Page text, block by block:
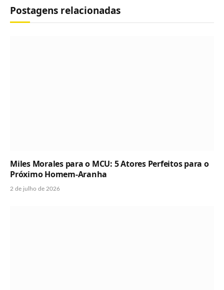
Postagens relacionadas
Miles Morales para o MCU: 5 Atores Perfeitos para o
Próximo Homem-Aranha
2 de julho de 2026